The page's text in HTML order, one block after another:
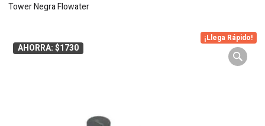
Tower Negra Flowater
AHORRA: $1730
¡Llega Rápido!